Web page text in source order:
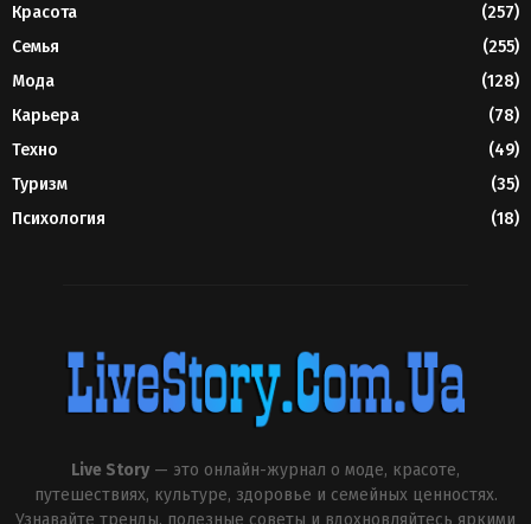
Красота
(257)
Семья
(255)
Мода
(128)
Карьера
(78)
Техно
(49)
Туризм
(35)
Психология
(18)
Live Story — это онлайн-журнал о моде, красоте,
путешествиях, культуре, здоровье и семейных ценностях.
Узнавайте тренды, полезные советы и вдохновляйтесь яркими